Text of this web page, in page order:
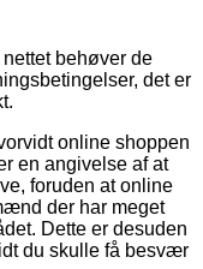
behøver de
det er
online shoppen
en angivelse af at
foruden at online
der har meget
Dette er desuden
du skulle få besvær